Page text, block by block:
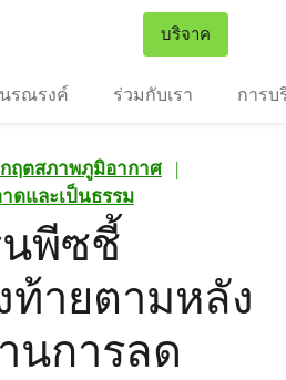
บริจาค
รณรงค์ ร่วมกับเรา การบ
ฤตสภาพภูมิอากาศ
|
ดและเป็นธรรม
นพีซชี้
ท้ายตามหลัง
นการลด